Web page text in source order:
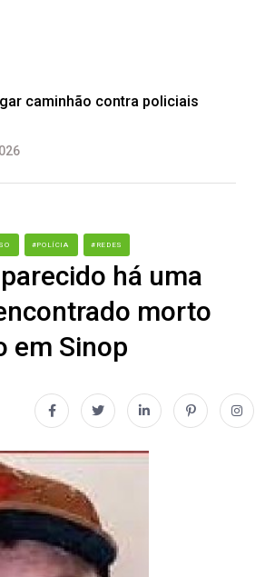
caminhão contra policiais
#POLÍCIA #REDES
há uma
morto
em Sinop